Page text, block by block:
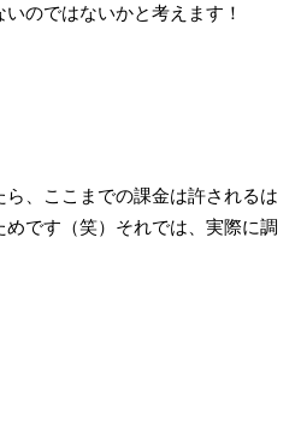
のではないかと考えます！
、ここまでの課金は許されるは
めです（笑）それでは、実際に調